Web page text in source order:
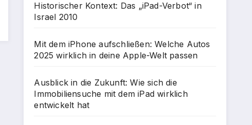
Historischer Kontext: Das „iPad-Verbot“ in
Israel 2010
Mit dem iPhone aufschließen: Welche Autos
2025 wirklich in deine Apple-Welt passen
Ausblick in die Zukunft: Wie sich die
Immobiliensuche mit dem iPad wirklich
entwickelt hat